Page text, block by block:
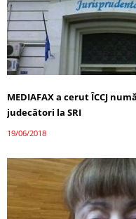
MEDIAFAX a cerut ÎCCJ
judecători la SRI
19/06/2018